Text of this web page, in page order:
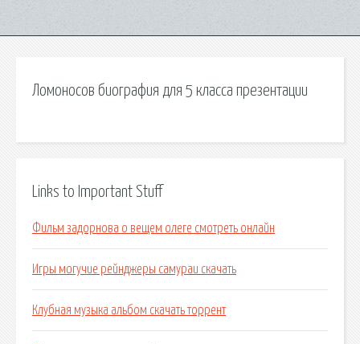
Ломоносов биография для 5 класса презентации
Links to Important Stuff
Фильм задорнова о вещем олеге смотреть онлайн
Игры могучие рейнджеры самураи скачать
Клубная музыка альбом скачать торрент